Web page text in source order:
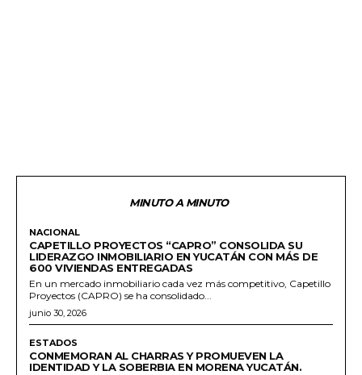
MINUTO A MINUTO
NACIONAL
CAPETILLO PROYECTOS “CAPRO” CONSOLIDA SU
LIDERAZGO INMOBILIARIO EN YUCATÁN CON MÁS DE
600 VIVIENDAS ENTREGADAS
En un mercado inmobiliario cada vez más competitivo, Capetillo
Proyectos (CAPRO) se ha consolidado...
junio 30, 2026
ESTADOS
CONMEMORAN AL CHARRAS Y PROMUEVEN LA
IDENTIDAD Y LA SOBERBIA EN MORENA YUCATÁN.